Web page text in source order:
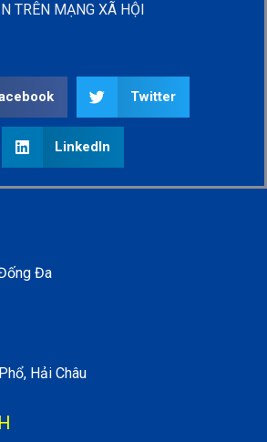
TRÊN MẠNG XÃ HỘI
Twitter
LinkedIn
Đa
Hải Châu